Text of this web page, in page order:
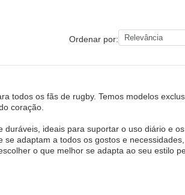
Ordenar por:
todos os fãs de rugby. Temos modelos
coração.
duráveis, ideais para suportar o uso diário e os
adaptam a todos os gostos e necessidades,
o que melhor se adapta ao seu estilo